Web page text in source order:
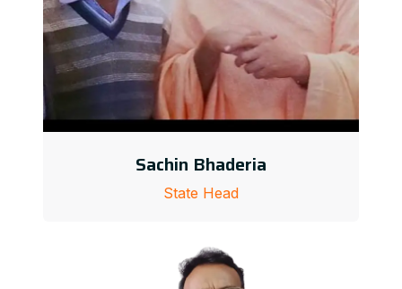
Sachin Bhaderia
State Head